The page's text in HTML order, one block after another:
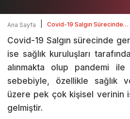
Ana Sayfa
Covid-19 Salgın Sürecinde
Verilerin Korunması - 2
Covid-19 Salgın sürecinde
ise sağlık kuruluşları
alınmakta olup pandemi ile
sebebiyle, özellikle sağlık
üzere pek çok kişisel verinin
gelmiştir.